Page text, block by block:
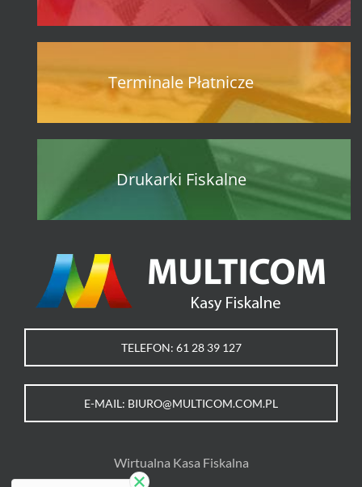
Terminale Płatnicze
Drukarki Fiskalne
TELEFON: 61 28 39 127
E-MAIL: BIURO@MULTICOM.COM.PL
Wirtualna Kasa Fiskalna